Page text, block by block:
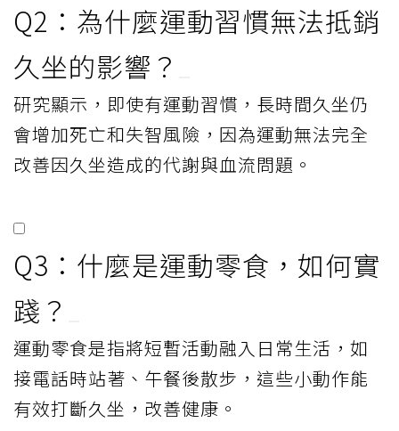
Q2：為什麼運動習慣無法抵銷
久坐的影響？
研究顯示，即使有運動習慣，長時間久坐仍
會增加死亡和失智風險，因為運動無法完全
改善因久坐造成的代謝與血流問題。
Q3：什麼是運動零食，如何實
踐？
運動零食是指將短暫活動融入日常生活，如
接電話時站著、午餐後散步，這些小動作能
有效打斷久坐，改善健康。